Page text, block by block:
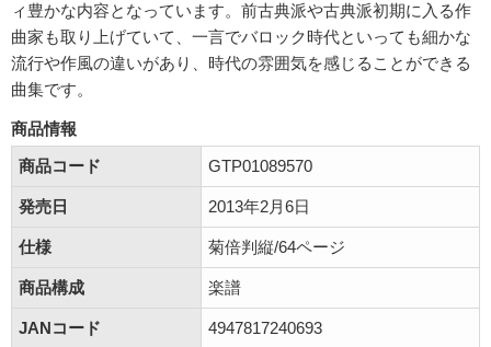
ィ豊かな内容となっています。前古典派や古典派初期に入る作
曲家も取り上げていて、一言でバロック時代といっても細かな
流行や作風の違いがあり、時代の雰囲気を感じることができる
曲集です。
商品情報
商品コード
GTP01089570
発売日 2013年2月6日
仕様 菊倍判縦/64ページ
商品構成 楽譜
JANコード 4947817240693